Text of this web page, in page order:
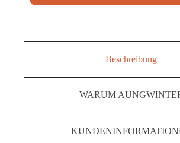
Beschreibung
WARUM